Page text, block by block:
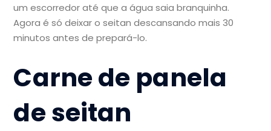
um escorredor até que a água saia branquinha.
Agora é só deixar o seitan descansando mais 30
minutos antes de prepará-lo.
Carne de panela
de seitan